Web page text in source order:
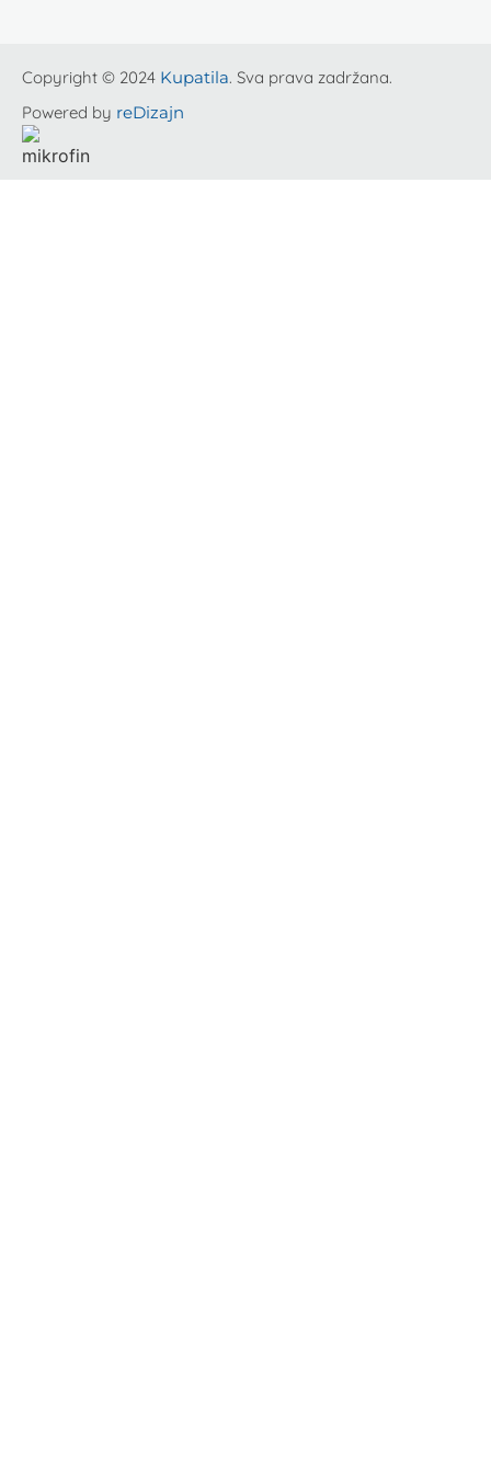
Copyright © 2024 Kupatila. Sva prava zadržana.
Powered by reDizajn